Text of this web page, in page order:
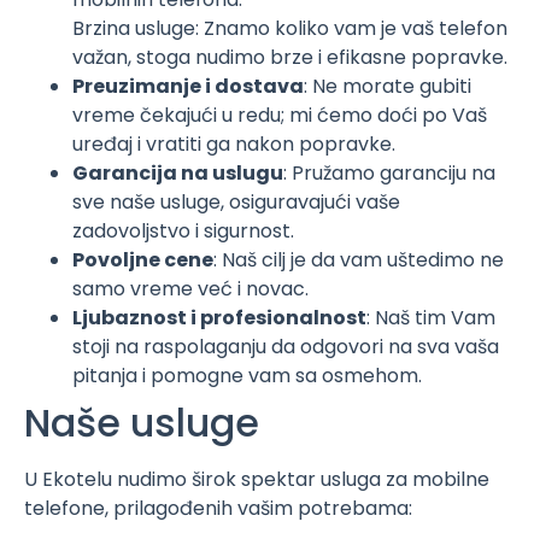
Brzina usluge: Znamo koliko vam je vaš telefon
važan, stoga nudimo brze i efikasne popravke.
Preuzimanje i dostava: Ne morate gubiti
vreme čekajući u redu; mi ćemo doći po Vaš
uređaj i vratiti ga nakon popravke.
Garancija na uslugu: Pružamo garanciju na
sve naše usluge, osiguravajući vaše
zadovoljstvo i sigurnost.
Povoljne cene: Naš cilj je da vam uštedimo ne
samo vreme već i novac.
Ljubaznost i profesionalnost: Naš tim Vam
stoji na raspolaganju da odgovori na sva vaša
pitanja i pomogne vam sa osmehom.
Naše usluge
U Ekotelu nudimo širok spektar usluga za mobilne
telefone, prilagođenih vašim potrebama: